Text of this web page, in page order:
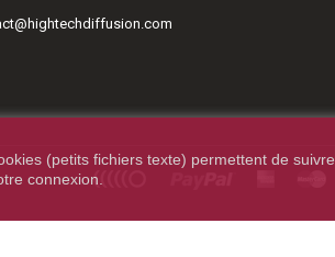
(petits fichiers texte) permettent de suivre
connexion.